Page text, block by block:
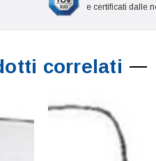
e certificati dalle
correlati